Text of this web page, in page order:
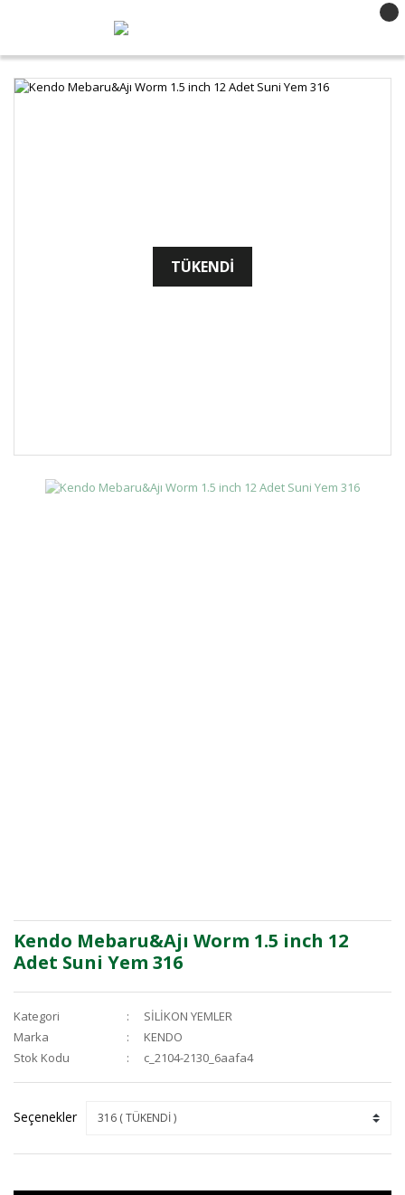
TÜKENDİ
Kendo Mebaru&Ajı Worm 1.5 inch 12
Adet Suni Yem 316
Kategori
SİLİKON YEMLER
Marka
KENDO
Stok Kodu
c_2104-2130_6aafa4
Seçenekler